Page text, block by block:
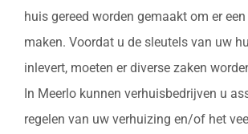
huis gereed worden gemaakt om er
maken. Voordat u de sleutels van uw
inlevert, moeten er diverse zaken
In Meerlo kunnen verhuisbedrijven u
regelen van uw verhuizing en/of het